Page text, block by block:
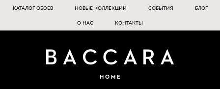
КАТАЛОГ ОБОЕВ НОВЫЕ КОЛЛЕКЦИИ СОБЫТИЯ БЛОГ
О НАС КОНТАКТЫ